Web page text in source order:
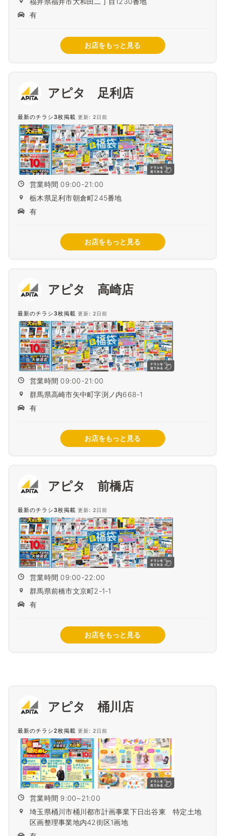
有
お店をもっと見る
アピタ 足利店
最新のチラシ3枚掲載 更新: 2日前
営業時間 09:00-21:00
栃木県足利市朝倉町245番地
有
お店をもっと見る
アピタ 高崎店
最新のチラシ3枚掲載 更新: 2日前
営業時間 09:00-21:00
群馬県高崎市矢中町字渕ノ内668-1
有
お店をもっと見る
アピタ 前橋店
最新のチラシ3枚掲載 更新: 2日前
営業時間 09:00-22:00
群馬県前橋市文京町2-1-1
有
お店をもっと見る
アピタ 桶川店
最新のチラシ2枚掲載 更新: 2日前
営業時間 9:00~21:00
埼玉県桶川市桶川都市計画事業下日出谷東 特定土地
区画整理事業地内42街区1画地